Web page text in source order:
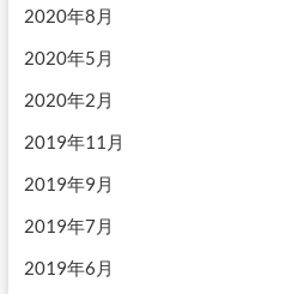
2020年8月
2020年5月
2020年2月
2019年11月
2019年9月
2019年7月
2019年6月